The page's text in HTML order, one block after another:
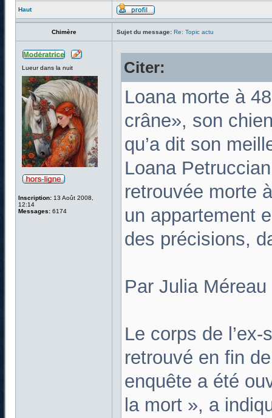
Haut
Chimère Sujet du message: Re: Topic actu
Lueur dans la nuit
Inscription: 13 Août 2008,
12:14
Messages: 6174
Citer:
Loana morte à
crâne», son
qu’a dit son
Loana
retrouvée morte
un appartement
des précisions,
Par Julia
Le corps de
retrouvé en fin
enquête a été
la mort », a